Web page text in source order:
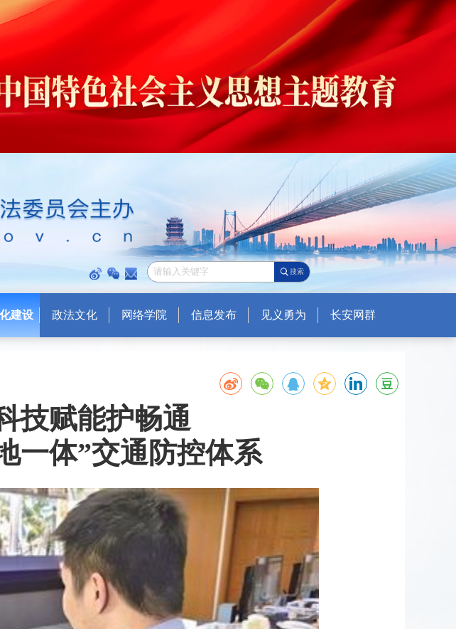
搜索
建设 政法文化 网络学院 信息发布 见义勇为 长安网群
技赋能护畅通
一体”交通防控体系